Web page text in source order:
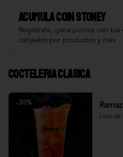
AcumulaCOIN STONEY
Regístrate, gana puntos con tus
canjealos por productos y más
Cocteleria Clasica
-30%
Licor de